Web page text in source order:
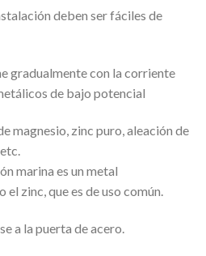
deben ser fáciles de
gradualmente con la corriente
de bajo potencial
magnesio, zinc puro, aleación de
marina es un metal
zinc, que es de uso común.
a la puerta de acero.